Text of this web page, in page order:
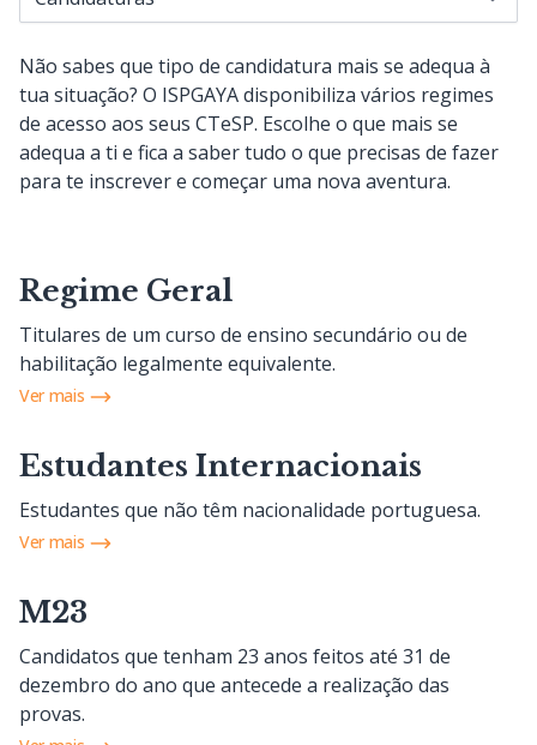
Não sabes que tipo de candidatura mais se adequa à
tua situação? O ISPGAYA disponibiliza vários regimes
de acesso aos seus CTeSP. Escolhe o que mais se
adequa a ti e fica a saber tudo o que precisas de fazer
para te inscrever e começar uma nova aventura.
Regime Geral
Titulares de um curso de ensino secundário ou de
habilitação legalmente equivalente.
Ver mais
Estudantes Internacionais
Estudantes que não têm nacionalidade portuguesa.
Ver mais
M23
Candidatos que tenham 23 anos feitos até 31 de
dezembro do ano que antecede a realização das
provas.